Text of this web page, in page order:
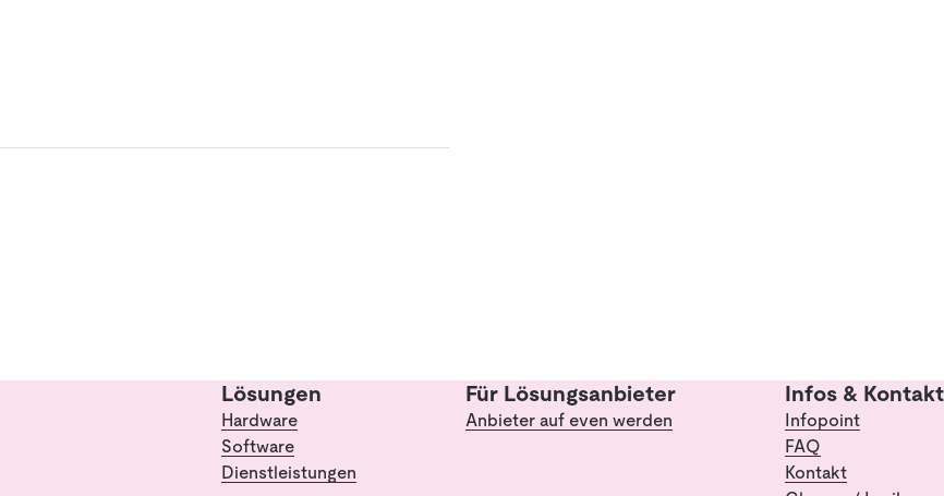
Lösungen
Hardware
Software
Dienstleistungen
Für Lösungsanbieter
Anbieter auf even werden
Infos & Kontakt
Infopoint
FAQ
Kontakt